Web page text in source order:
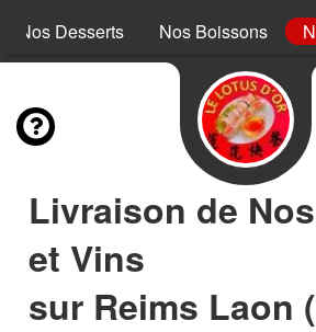
Nos Desserts Nos Boissons
Livraison de
et Vins
sur Reims Laon